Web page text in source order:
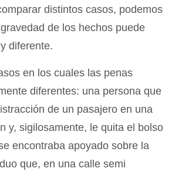
distintos casos, podemos
de los hechos puede
diferente.
en los cuales las penas
diferentes: una persona que
de un pasajero en una
y, sigilosamente, le quita el bolso
encontraba apoyado sobre la
que, en una calle semi